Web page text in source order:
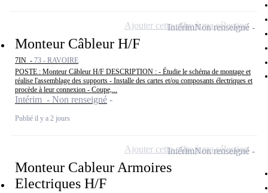
Monteur Câbleur H/F
7IN - 73 - RAVOIRE
POSTE : Monteur Câbleur H/F DESCRIPTION : - Étudie le schéma de montage et
réalise l'assemblage des supports - Installe des cartes et/ou composants électriques et
procède à leur connexion - Coupe,...
Intérim - Non renseigné
Publié il y a 2 jours
IntérimNon renseigné
Ajouter cette offre à ma sélection
Monteur Cableur Armoires
Electriques H/F
IntérimNon renseigné
Ajouter cette offre à ma sélection